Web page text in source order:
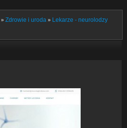
»Zdrowie i uroda » Lekarze - neurolodzy